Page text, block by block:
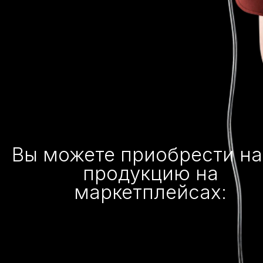
Вы можете приобрести
продукцию на
маркетплейсах: